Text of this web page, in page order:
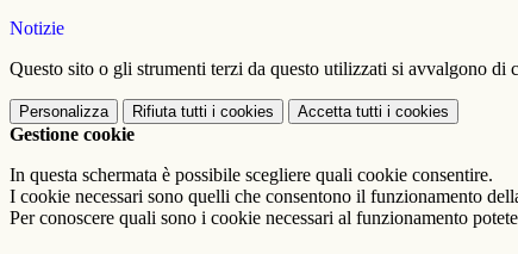
Notizie
Questo sito o gli strumenti terzi da questo utilizzati si avvalgono
Personalizza Rifiuta tutti i cookies Accetta tutti i cookies
Gestione cookie
In questa schermata è possibile scegliere quali cookie consentire.
I cookie necessari sono quelli che consentono il funzionamento
Per conoscere quali sono i cookie necessari al funzionamento